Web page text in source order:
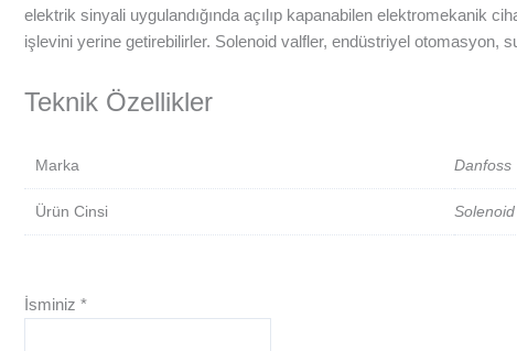
elektrik sinyali uygulandığında açılıp kapanabilen elektromekanik
işlevini yerine getirebilirler. Solenoid valfler, endüstriyel otomasyon,
Teknik Özellikler
Marka Danfoss
Ürün Cinsi
İsminiz *